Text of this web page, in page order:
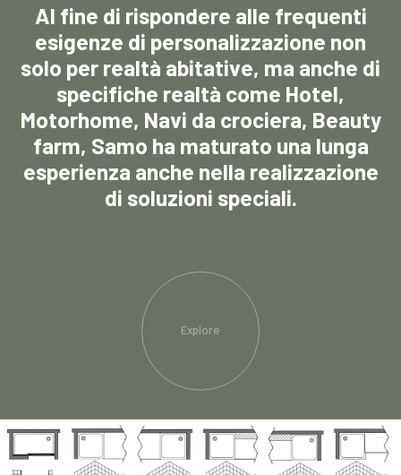
Al fine di rispondere alle frequenti
esigenze di personalizzazione non
solo per realtà abitative, ma anche di
specifiche realtà come Hotel,
Motorhome, Navi da crociera, Beauty
farm, Samo ha maturato una lunga
esperienza anche nella realizzazione
di soluzioni speciali.
Explore